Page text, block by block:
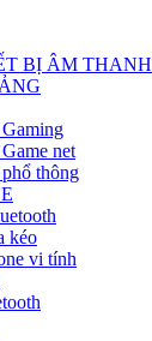
BỊ ÂM THANH
net
thông
kéo
vi tính